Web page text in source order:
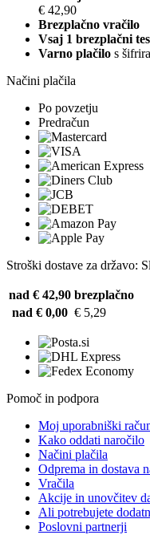
€ 42,90
Brezplačno vračilo
Vsaj 1 brezplačni
Varno plačilo s
Načini plačila
Po povzetju
Predračun
Stroški dostave za državo:
nad € 42,90 brezplačno
nad € 0,00 € 5,29
Pomoč in podpora
Moj uporabniški
Kako oddati naročilo
Načini plačila
Odprema in dostava
Vračila
Akcije in unovčitev
Ali potrebujete
Poslovni partnerji